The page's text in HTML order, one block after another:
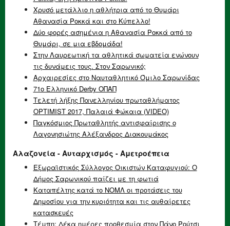
Χρυσό μετάλλιο η αθλήτρια από το Θυμάρι
Αθανασία Ροκκά και στο Κύπελλο!
Δύο φορές ασημένια η Αθανασία Ροκκά από το
Θυμάρι, σε μια εβδομάδα!
Στην Λαυρεωτική τα αθλητικά σωματεία ενώνουν
τις δυνάμεις τους. Στον Σαρωνικό;
Αρχαιρεσίες στο Ναυταθλητικό Όμιλο Σαρωνίδας
71ο Ελληνικό Derby ΟΠΑΠ
Τελετή λήξης Πανελληνίου πρωταθλήματος
OPTIMIST 2017, Παλαιά Φώκαια (VIDEO)
Παγκόσμιος Πρωταθλητής αντισφαίρισης ο
Λαγονησιώτης Αλέξανδρος Διακουμάκος
Αλαζονεία - Αυταρχισμός - Αμετροέπεια
Εξωραϊστικός Σύλλογος Οικιστών Καταφυγιού: Ο
Δήμος Σαρωνικού παίζει με τη φωτιά
Καταπέλτης κατά το ΝΟΜΛ οι προτάσεις του
Δημοσίου για την κυριότητα και τις αυθαίρετες
κατασκευές
Τέμπη: Δέκα ημέρες προθεσμία στον Πάνο Ρούτσι